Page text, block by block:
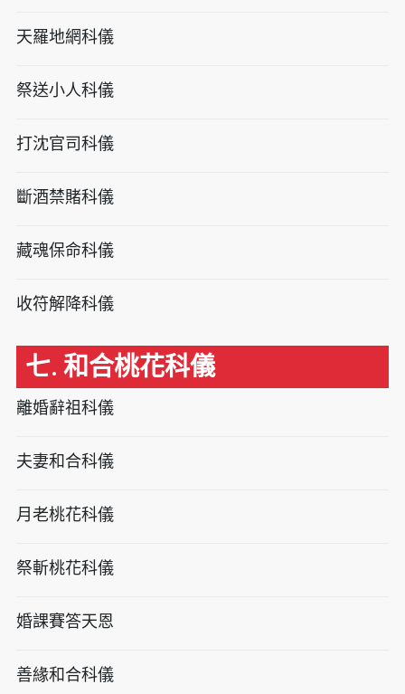
天羅地網科儀
祭送小人科儀
打沈官司科儀
斷酒禁賭科儀
藏魂保命科儀
收符解降科儀
七. 和合桃花科儀
離婚辭祖科儀
夫妻和合科儀
月老桃花科儀
祭斬桃花科儀
婚課賽答天恩
善緣和合科儀